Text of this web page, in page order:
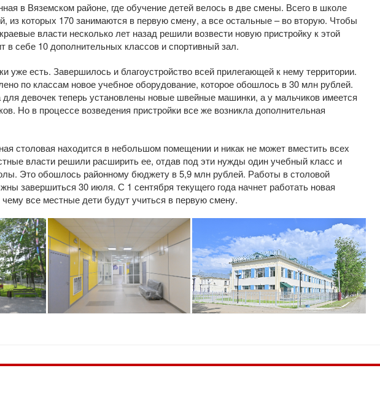
в Вяземском районе, где обучение детей велось в две смены. Всего в школе
из которых 170 занимаются в первую смену, а все остальные – во вторую. Чтобы
власти несколько лет назад решили возвести новую пристройку к этой
в себе 10 дополнительных классов и спортивный зал.
уже есть. Завершилось и благоустройство всей прилегающей к нему территории.
по классам новое учебное оборудование, которое обошлось в 30 млн рублей.
для девочек теперь установлены новые швейные машинки, а у мальчиков имеется
Но в процессе возведения пристройки все же возникла дополнительная
столовая находится в небольшом помещении и никак не может вместить всех
власти решили расширить ее, отдав под эти нужды один учебный класс и
Это обошлось районному бюджету в 5,9 млн рублей. Работы в столовой
завершиться 30 июля. С 1 сентября текущего года начнет работать новая
чему все местные дети будут учиться в первую смену.